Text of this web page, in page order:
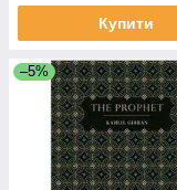
Купити
–5%